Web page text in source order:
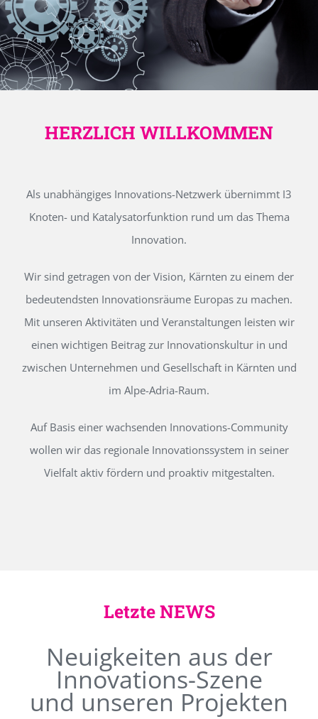
HERZLICH WILLKOMMEN
Als unabhängiges Innovations-Netzwerk übernimmt I3
Knoten- und Katalysatorfunktion rund um das Thema
Innovation.
Wir sind getragen von der Vision, Kärnten zu einem der
bedeutendsten Innovationsräume Europas zu machen.
Mit unseren Aktivitäten und Veranstaltungen leisten wir
einen wichtigen Beitrag zur Innovationskultur in und
zwischen Unternehmen und Gesellschaft in Kärnten und
im Alpe-Adria-Raum.
Auf Basis einer wachsenden Innovations-Community
wollen wir das regionale Innovationssystem in seiner
Vielfalt aktiv fördern und proaktiv mitgestalten.
Letzte NEWS
Neuigkeiten aus der
Innovations-Szene
und unseren Projekten